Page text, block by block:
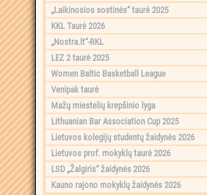
„Laikinosios sostinės“ taurė 2025
KKL Taurė 2026
„Nostra.lt“-RKL
LEZ 2 taurė 2025
Women Baltic Basketball League
Venipak taurė
Mažų miestelių krepšinio lyga
Lithuanian Bar Association Cup 2025
Lietuvos kolegijų studentų žaidynės 2026
Lietuvos prof. mokyklų taurė 2026
LSD „Žalgiris“ žaidynės 2026
Kauno rajono mokyklų žaidynės 2026